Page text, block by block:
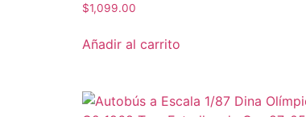
$1,099.00
Añadir al carrito